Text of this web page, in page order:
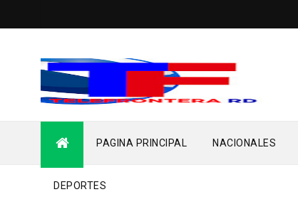
PAGINA PRINCIPAL NACIONALES
DEPORTES